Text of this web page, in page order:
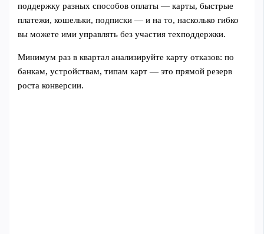
поддержку разных способов оплаты — карты, быстрые
платежи, кошельки, подписки — и на то, насколько гибко
вы можете ими управлять без участия техподдержки.
Минимум раз в квартал анализируйте карту отказов: по
банкам, устройствам, типам карт — это прямой резерв
роста конверсии.